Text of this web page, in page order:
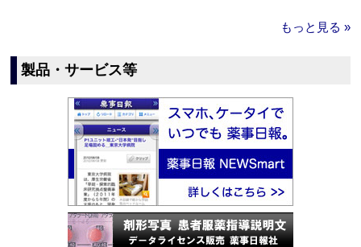
もっと見る »
製品・サービス等